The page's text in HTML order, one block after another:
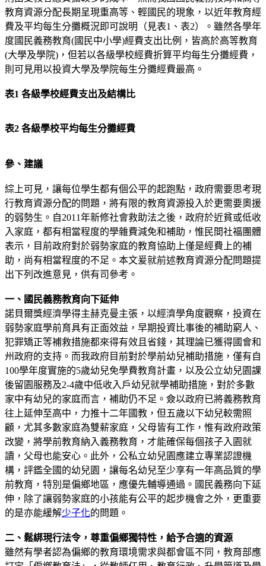
教育資源分配長期呈現重高等、輕國民的現象，以近年教育經
費及平均每生分攤概況即可說明（見表1、表2）。雖然各學年
度國民義務教育(國民中小學)經費支出比例，皆高於高等教育
(大學及學院)，但若以各級學校經費折算平均每生分攤經費，
則可見用以投資大學及學院每生分攤經費最高。
表1 各級學校經費支出及結構比
表2 各級學校平均每生分攤經費
參、建議
綜上可見，讓每位學生都有個公平的起跑點，政府需要思考現
行教育資源分配的問題，將有限的教育資源投入於更需要奧援
的弱勢生。自2011年新修社會救助法之後，政府於近貧或低收
入家庭，都有相當程度的學雜費減免和補助，惟民間社福團體
表示，目前政府對於弱勢家庭的教育協助上僅是經費上的補
助，尚有相當程度的不足。本文爰就前述教育資源分配問題提
出下列改進意見，供有司參考。
一、國民義務教育向下延伸
諾貝爾獎經濟學得主赫克曼主張，以經濟學角度觀察，投資在
弱勢家庭學前育具有正面效益，早期投資比事後的補助窮人、
犯罪矯正等補救措施都來得有效且省錢，其理論已獲得國會和
州政府的支持。而我政府目前對於學前幼兒補助措施，僅有自
100學年度實施的5歲幼兒免學費教育計畫，以及公立幼兒園課
後留園服務及2-4歲中低收入戶幼兒就學補助措施，對於多數
家中有幼兒的家庭而言，補助仍不足。僉以政府已將義務教育
往上延伸至高中，力推十二年國教，但五歲以下幼兒較需照
顧，尤其多數家庭為雙薪家庭，父母皆有工作，惟有政府政策
改變，將學前教育納入義務教育，才能確保每個孩子入園就
讀，父母也能安心。此外，公私立幼兒園應建立專業認證機
構，評鑑全國的幼兒園，讓每名幼兒至少享有一年高品質的學
前教育，特別是偏鄉地區，應優先輔導通過。國民義務向下延
伸，除了讓弱勢家庭的小孩能有公平的起步機會之外，更重要
的是亦能緩解少子化的問題。
二、鬆綁現行法令，尊重偏鄉獨特性，給予合適的資源
雖然有學者認為偏鄉的教育環境需求與都會區不同，教育部應